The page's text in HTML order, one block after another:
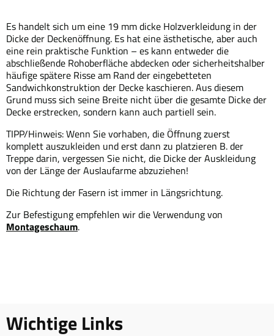
Es handelt sich um eine 19 mm dicke Holzverkleidung in der
Dicke der Deckenöffnung. Es hat eine ästhetische, aber auch
eine rein praktische Funktion – es kann entweder die
abschließende Rohoberfläche abdecken oder sicherheitshalber
häufige spätere Risse am Rand der eingebetteten
Sandwichkonstruktion der Decke kaschieren. Aus diesem
Grund muss sich seine Breite nicht über die gesamte Dicke der
Decke erstrecken, sondern kann auch partiell sein.
TIPP/Hinweis: Wenn Sie vorhaben, die Öffnung zuerst
komplett auszukleiden und erst dann zu platzieren B. der
Treppe darin, vergessen Sie nicht, die Dicke der Auskleidung
von der Länge der Auslaufarme abzuziehen!
Die Richtung der Fasern ist immer in Längsrichtung.
Zur Befestigung empfehlen wir die Verwendung von
Montageschaum.
Wichtige Links